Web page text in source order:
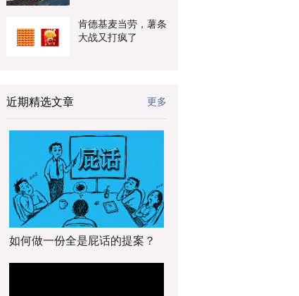
肯德基麦当劳，薯条
大战又打疯了
近期精选文章 更多
如何做一份全是屁话的提案？